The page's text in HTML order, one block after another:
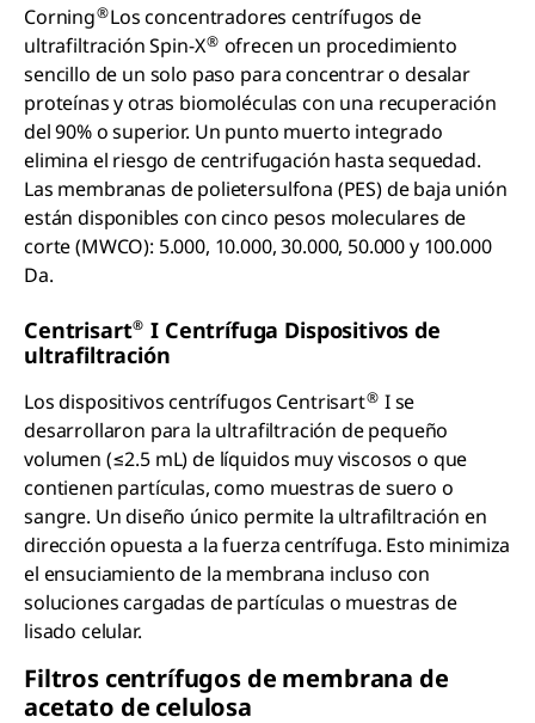
Corning®Los concentradores centrífugos de
ultrafiltración Spin-X® ofrecen un procedimiento
sencillo de un solo paso para concentrar o desalar
proteínas y otras biomoléculas con una recuperación
del 90% o superior. Un punto muerto integrado
elimina el riesgo de centrifugación hasta sequedad.
Las membranas de polietersulfona (PES) de baja unión
están disponibles con cinco pesos moleculares de
corte (MWCO): 5.000, 10.000, 30.000, 50.000 y 100.000
Da.
Centrisart® I Centrífuga Dispositivos de
ultrafiltración
Los dispositivos centrífugos Centrisart® I se
desarrollaron para la ultrafiltración de pequeño
volumen (≤2.5 mL) de líquidos muy viscosos o que
contienen partículas, como muestras de suero o
sangre. Un diseño único permite la ultrafiltración en
dirección opuesta a la fuerza centrífuga. Esto minimiza
el ensuciamiento de la membrana incluso con
soluciones cargadas de partículas o muestras de
lisado celular.
Filtros centrífugos de membrana de
acetato de celulosa